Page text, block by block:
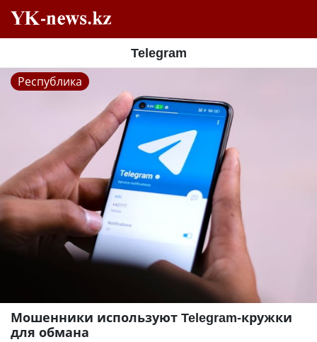
Telegram
Республика
Мошенники используют Telegram-кружки
для обмана